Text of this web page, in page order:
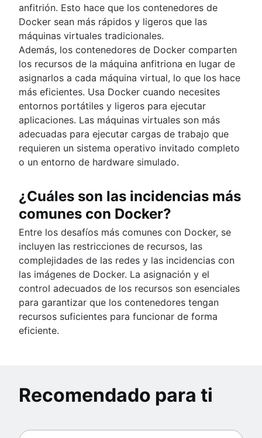
anfitrión. Esto hace que los contenedores de
Docker sean más rápidos y ligeros que las
máquinas virtuales tradicionales.
Además, los contenedores de Docker comparten
los recursos de la máquina anfitriona en lugar de
asignarlos a cada máquina virtual, lo que los hace
más eficientes. Usa Docker cuando necesites
entornos portátiles y ligeros para ejecutar
aplicaciones. Las máquinas virtuales son más
adecuadas para ejecutar cargas de trabajo que
requieren un sistema operativo invitado completo
o un entorno de hardware simulado.
¿Cuáles son las incidencias más
comunes con Docker?
Entre los desafíos más comunes con Docker, se
incluyen las restricciones de recursos, las
complejidades de las redes y las incidencias con
las imágenes de Docker. La asignación y el
control adecuados de los recursos son esenciales
para garantizar que los contenedores tengan
recursos suficientes para funcionar de forma
eficiente.
Recomendado para ti